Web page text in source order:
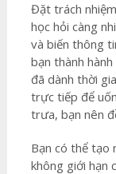
Đặt trách
học hỏi càng
và biến thông
bạn thành
đã dành thời
trực tiếp để
trưa, bạn nên
Bạn có thể tạo
không giới hạn